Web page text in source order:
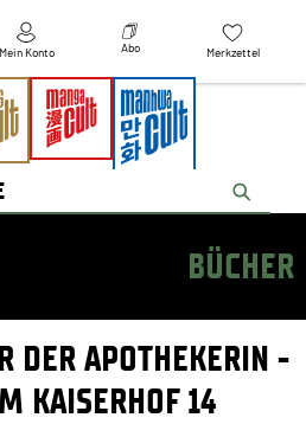
Mein Konto Abo Merkzettel
BÜCHER
DER APOTHEKERIN -
KAISERHOF 14